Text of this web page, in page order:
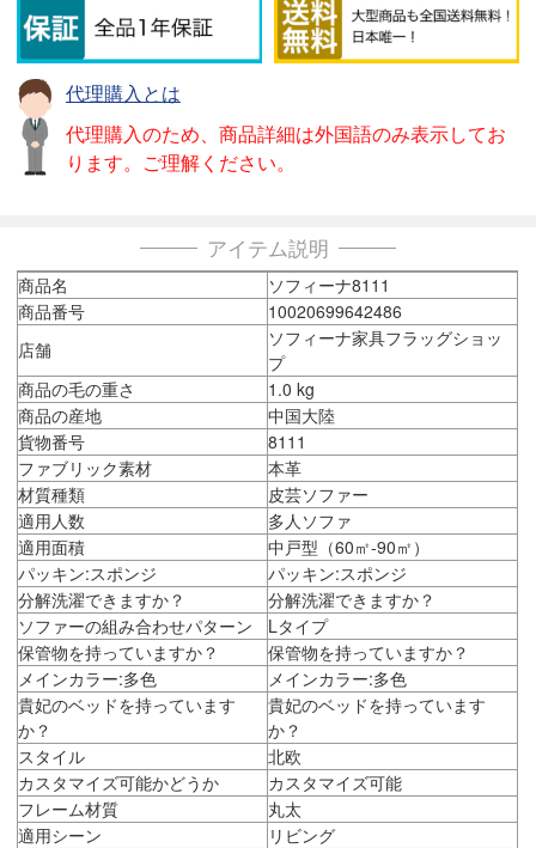
代理購入とは
代理購入のため、商品詳細は外国語のみ表示してお
ります。ご理解ください。
アイテム説明
商品名
ソフィーナ8111
商品番号
10020699642486
店舗
ソフィーナ家具フラッグショッ
プ
商品の毛の重さ
1.0 kg
商品の産地
中国大陸
貨物番号
8111
ファブリック素材
本革
材質種類
皮芸ソファー
適用人数
多人ソファ
適用面積
中戸型（60㎡-90㎡）
パッキン:スポンジ
パッキン:スポンジ
分解洗濯できますか？
分解洗濯できますか？
ソファーの組み合わせパターン
Lタイプ
保管物を持っていますか？
保管物を持っていますか？
メインカラー:多色
メインカラー:多色
貴妃のベッドを持っています
か？
貴妃のベッドを持っています
か？
スタイル
北欧
カスタマイズ可能かどうか
カスタマイズ可能
フレーム材質
丸太
適用シーン
リビング